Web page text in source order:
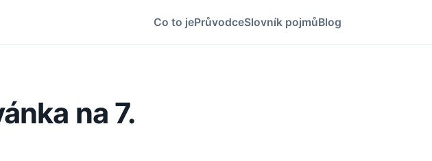
Co to jePrůvodceSlovník pojmůBlog
na 7.